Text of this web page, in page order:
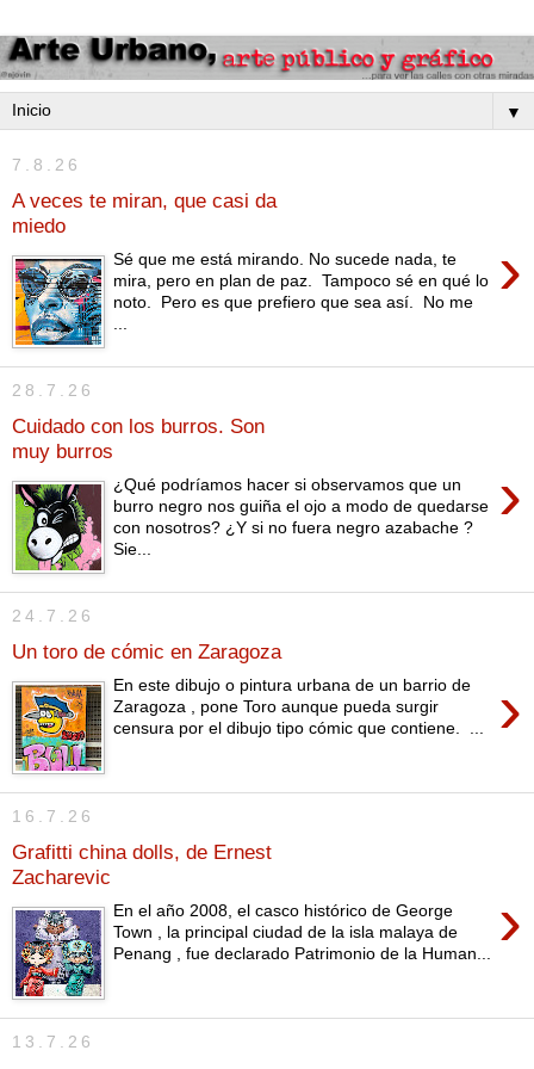
▼
7.8.26
A veces te miran, que casi da
miedo
›
Sé que me está mirando. No sucede nada, te
mira, pero en plan de paz. Tampoco sé en qué lo
noto. Pero es que prefiero que sea así. No me
28.7.26
Cuidado con los burros. Son
muy burros
›
¿Qué podríamos hacer si observamos que un
burro negro nos guiña el ojo a modo de quedarse
con nosotros? ¿Y si no fuera negro azabache ?
Sie...
24.7.26
Un toro de cómic en Zaragoza
›
En este dibujo o pintura urbana de un barrio de
Zaragoza , pone Toro aunque pueda surgir
censura por el dibujo tipo cómic que contiene. ...
16.7.26
Grafitti china dolls, de Ernest
Zacharevic
›
En el año 2008, el casco histórico de George
Town , la principal ciudad de la isla malaya de
Penang , fue declarado Patrimonio de la Human...
13.7.26